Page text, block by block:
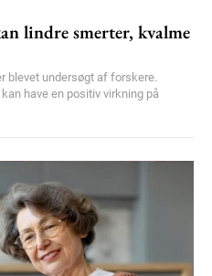
lindre smerter, kvalme
blevet undersøgt af forskere.
have en positiv virkning på